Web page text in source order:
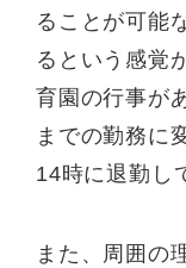
ることが可能
るという感覚
育園の行事が
までの勤務に
14時に退勤し
また、周囲の